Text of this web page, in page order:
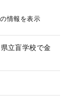
情報を表示
立盲学校で金